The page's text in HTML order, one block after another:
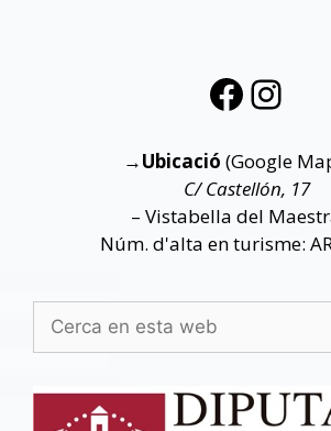
→Ubicació (Google
C/ Castellón, 17
– Vistabella del
Núm. d'alta en turisme: